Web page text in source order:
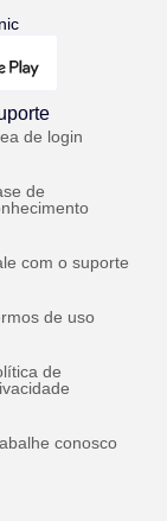
de login
de
com o suporte
de uso
de
conosco